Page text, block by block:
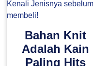
Bahan Knit
Adalah Kain
Paling Hits